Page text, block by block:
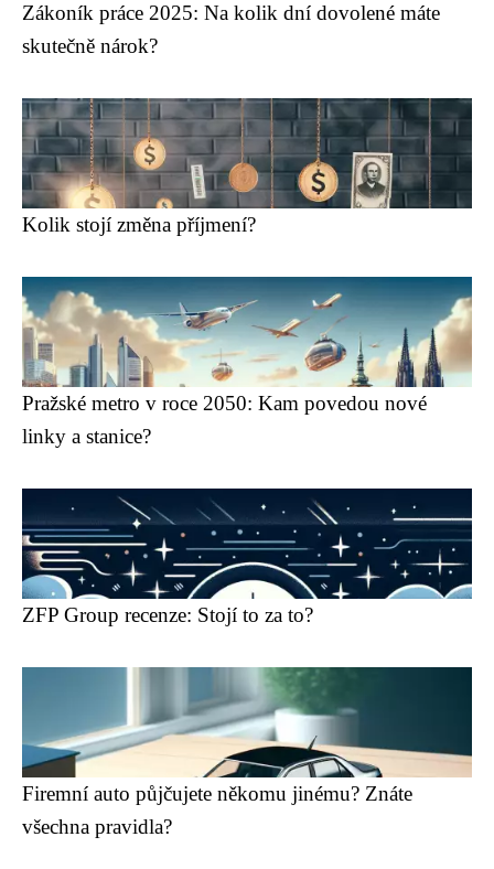
Zákoník práce 2025: Na kolik dní dovolené máte
skutečně nárok?
Kolik stojí změna příjmení?
Pražské metro v roce 2050: Kam povedou nové
linky a stanice?
ZFP Group recenze: Stojí to za to?
Firemní auto půjčujete někomu jinému? Znáte
všechna pravidla?